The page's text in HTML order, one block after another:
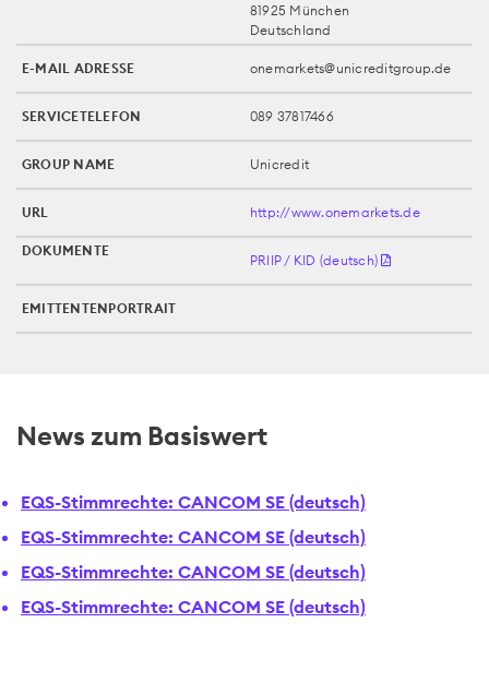
81925 München
Deutschland
E-MAIL ADRESSE onemarkets@unicreditgroup.de
SERVICETELEFON 089 37817466
GROUP NAME Unicredit
URL http://www.onemarkets.de
DOKUMENTE
PRIIP / KID (deutsch)
EMITTENTENPORTRAIT
News zum Basiswert
EQS-Stimmrechte: CANCOM SE (deutsch)
EQS-Stimmrechte: CANCOM SE (deutsch)
EQS-Stimmrechte: CANCOM SE (deutsch)
EQS-Stimmrechte: CANCOM SE (deutsch)